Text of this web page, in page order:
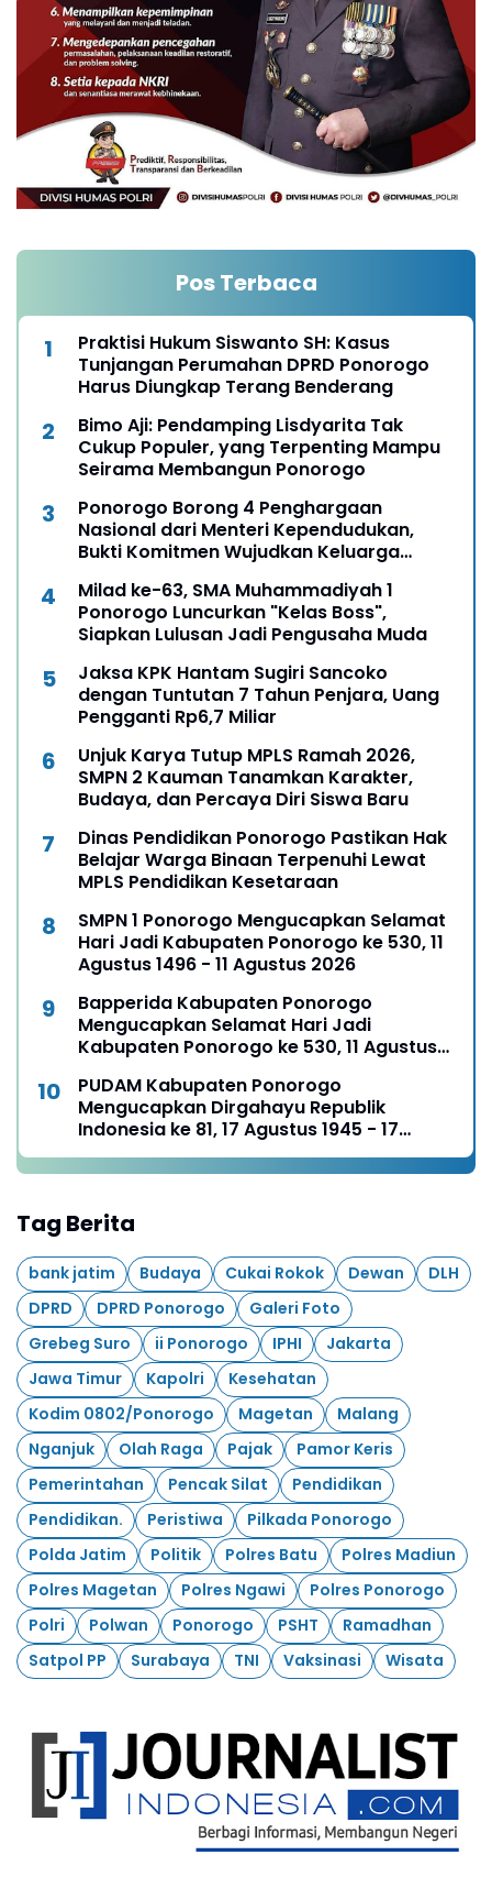
Pos Terbaca
Praktisi Hukum Siswanto SH: Kasus
Tunjangan Perumahan DPRD Ponorogo
Harus Diungkap Terang Benderang
Bimo Aji: Pendamping Lisdyarita Tak
Cukup Populer, yang Terpenting Mampu
Seirama Membangun Ponorogo
Ponorogo Borong 4 Penghargaan
Nasional dari Menteri Kependudukan,
Bukti Komitmen Wujudkan Keluarga
Milad ke-63, SMA Muhammadiyah 1
Ponorogo Luncurkan "Kelas Boss",
Siapkan Lulusan Jadi Pengusaha Muda
Jaksa KPK Hantam Sugiri Sancoko
dengan Tuntutan 7 Tahun Penjara, Uang
Pengganti Rp6,7 Miliar
Unjuk Karya Tutup MPLS Ramah 2026,
SMPN 2 Kauman Tanamkan Karakter,
Budaya, dan Percaya Diri Siswa Baru
Dinas Pendidikan Ponorogo Pastikan Hak
Belajar Warga Binaan Terpenuhi Lewat
MPLS Pendidikan Kesetaraan
SMPN 1 Ponorogo Mengucapkan Selamat
Hari Jadi Kabupaten Ponorogo ke 530, 11
Agustus 1496 - 11 Agustus 2026
Bapperida Kabupaten Ponorogo
Mengucapkan Selamat Hari Jadi
Kabupaten Ponorogo ke 530, 11 Agustus
PUDAM Kabupaten Ponorogo
Mengucapkan Dirgahayu Republik
Indonesia ke 81, 17 Agustus 1945 - 17
Agustus 2026
Tag Berita
bank jatim Budaya Cukai Rokok Dewan
DLH
DPRD
DPRD Ponorogo
Galeri Foto
Grebeg Suro
ii Ponorogo IPHI
Jakarta
Jawa Timur
Kapolri
Kesehatan
Kodim 0802/Ponorogo
Magetan
Malang
Nganjuk
Olah Raga Pajak
Pamor Keris
Pemerintahan
Pencak Silat
Pendidikan
Pendidikan.
Peristiwa
Pilkada Ponorogo
Polda Jatim
Politik Polres Batu
Polres Madiun
Polres Magetan
Polres Ngawi
Polres Ponorogo
Polri
Polwan Ponorogo PSHT
Ramadhan
Satpol PP
Surabaya TNI Vaksinasi Wisata